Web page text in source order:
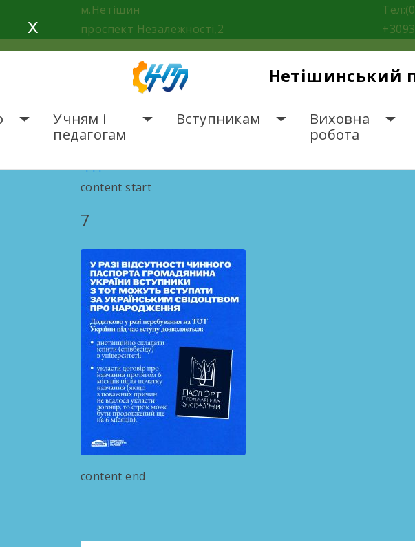
content
м.Нетішин
проспект Незалежності,2
Нетішинський
Учням і
педагогам
Вступникам
Виховна
робота
111
content start
7
content end
x